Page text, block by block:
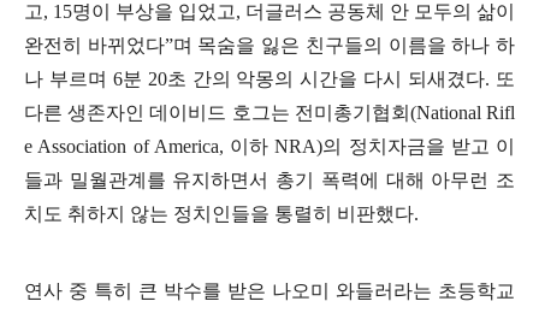
고, 15명이 부상을 입었고, 더글러스 공동체 안 모두의 삶이
완전히 바뀌었다”며 목숨을 잃은 친구들의 이름을 하나 하
나 부르며 6분 20초 간의 악몽의 시간을 다시 되새겼다. 또
다른 생존자인 데이비드 호그는 전미총기협회 (National Rifl
e Association of America, 이하NRA)의 정치자금을 받고 이
들과 밀월관계를 유지하면서 총기 폭력에 대해 아무런 조
치도 취하지 않는 정치인들을 통렬히 비판했다.
연사 중 특히 큰 박수를 받은 나오미 와들러라는 초등학교